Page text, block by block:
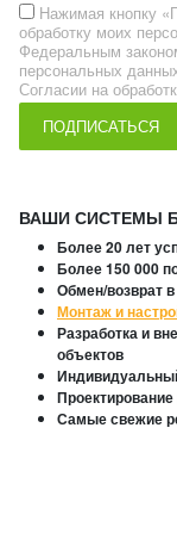
Нажимая кнопку
обработку моих
Федеральным
персональных
Согласии на
ПОДПИСАТЬСЯ
ВАШИ СИСТЕМЫ
Более 20 лет
Более 150 000
Обмен/возврат
Монтаж и
Разработка и
объектов
Самые свежие